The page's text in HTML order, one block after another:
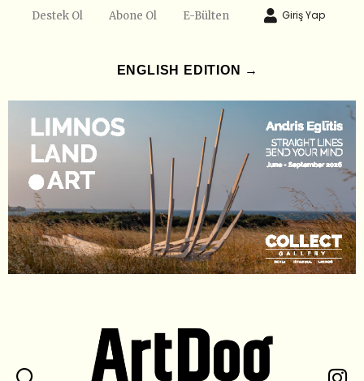
Destek Ol Abone Ol E-Bülten Giriş Yap
ENGLISH EDITION →